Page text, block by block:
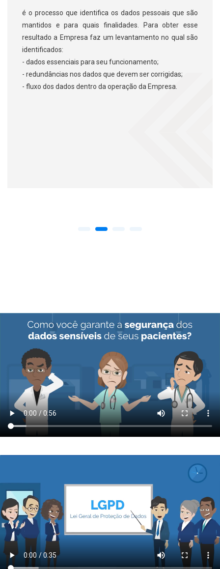
é o processo que identifica os dados pessoais que são
mantidos e para quais finalidades. Para obter esse
resultado a Empresa faz um levantamento no qual são
identificados:
- dados essenciais para seu funcionamento;
- redundâncias nos dados que devem ser corrigidas;
- fluxo dos dados dentro da operação da Empresa.